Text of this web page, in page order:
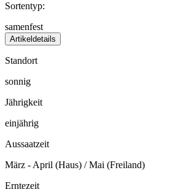
Sortentyp:
samenfest
Artikeldetails
Standort
sonnig
Jährigkeit
einjährig
Aussaatzeit
März - April (Haus) / Mai (Freiland)
Erntezeit